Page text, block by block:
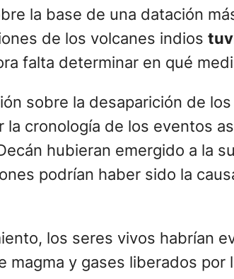
la base de una datación
de los volcanes indios
falta determinar en qué
sobre la desaparición de
cronología de los eventos
hubieran emergido a la
podrían haber sido la
los seres vivos habrían
magma y gases liberados